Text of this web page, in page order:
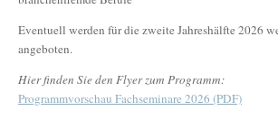
Eventuell werden für die zweite Jahreshälfte 2026
angeboten.
Hier finden Sie den Flyer zum Programm:
Programmvorschau Fachseminare 2026 (PDF)